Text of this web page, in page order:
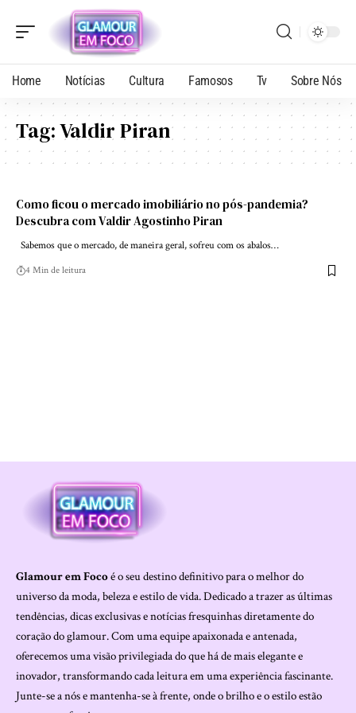
Home Notícias Cultura Famosos Tv Sobre Nós
Tag:Valdir Piran
Como ficou o mercado imobiliário no pós-pandemia?
Descubra com Valdir Agostinho Piran
Sabemos que o mercado, de maneira geral, sofreu com os abalos…
4 Min de leitura
Glamour em Focoé o seu destino definitivo para o melhor do
universo da moda, beleza e estilo de vida. Dedicado a trazer as últimas
tendências, dicas exclusivas e notícias fresquinhas diretamente do
coração do glamour. Com uma equipe apaixonada e antenada,
oferecemos uma visão privilegiada do que há de mais elegante e
inovador, transformando cada leitura em uma experiência fascinante.
Junte-se a nós e mantenha-se à frente, onde o brilho e o estilo estão